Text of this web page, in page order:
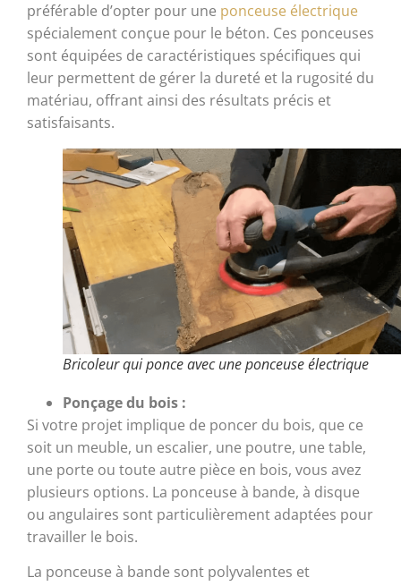
préférable d’opter pour une ponceuse électrique
spécialement conçue pour le béton. Ces ponceuses
sont équipées de caractéristiques spécifiques qui
leur permettent de gérer la dureté et la rugosité du
matériau, offrant ainsi des résultats précis et
satisfaisants.
Bricoleur qui ponce avec une ponceuse électrique
Ponçage du bois :
Si votre projet implique de poncer du bois, que ce
soit un meuble, un escalier, une poutre, une table,
une porte ou toute autre pièce en bois, vous avez
plusieurs options. La ponceuse à bande, à disque
ou angulaires sont particulièrement adaptées pour
travailler le bois.
La ponceuse à bande sont polyvalentes et